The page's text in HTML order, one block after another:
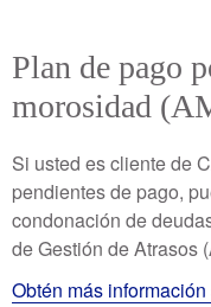
Plan de pago
morosidad
Si usted es cliente de
pendientes de pago,
condonación de
de Gestión de Atrasos
Obtén más